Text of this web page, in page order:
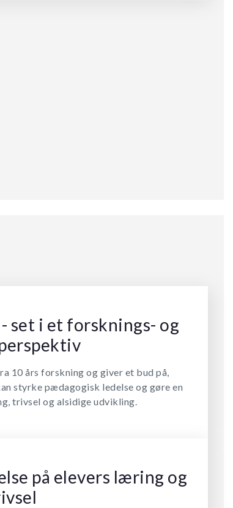
set i et forsknings- og
10 års forskning og giver et bud på,
styrke pædagogisk ledelse og gøre en
trivsel og alsidige udvikling.
på elevers læring og